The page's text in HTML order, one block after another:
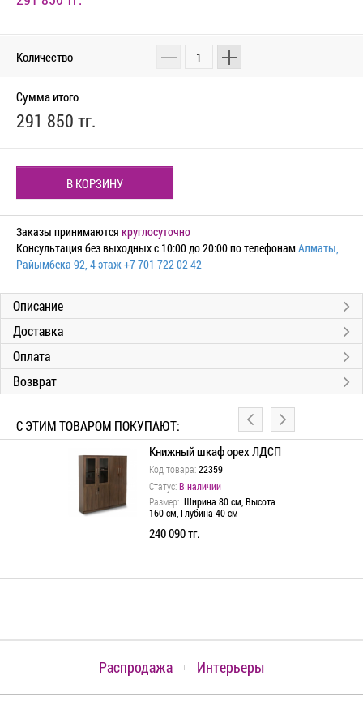
Количество
Сумма итого
291 850 тг.
В КОРЗИНУ
Заказы принимаются круглосуточно
Консультация без выходных с 10:00 до 20:00 по телефонамАлматы,
Райымбека 92, 4 этаж+7 701 722 02 42
Описание
Доставка
Оплата
Возврат
С ЭТИМ ТОВАРОМ ПОКУПАЮТ:
Книжный шкаф орех ЛДСП
Код товара:22359
Статус:В наличии
Размер: Ширина 80 см, Высота
160 см, Глубина 40 см
240 090 тг.
Распродажа Интерьеры